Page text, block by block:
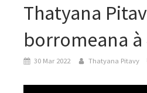
Thatyana
borromeana à
30 Mar 2022 Thatyana Pitavy